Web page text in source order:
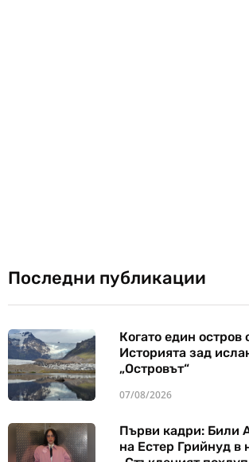
Последни публикации
Когато един остров
Историята зад
„Островът“
07/08/2026
Първи кадри: Били
на Естер Грийнуд в